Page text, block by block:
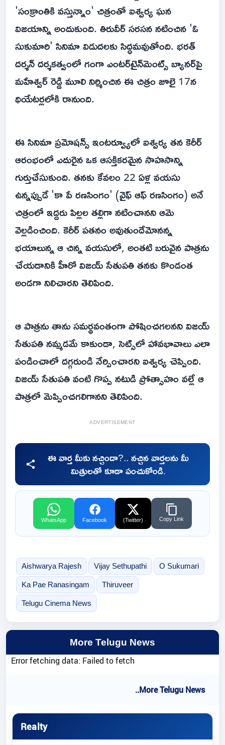
'సంక్రాంతికి వస్తున్నాం' చిత్రంతో ఐశ్వర్య ఘన
విజయాన్ని అందుకుంది. తిరువీర్ సరసన నటించిన 'ఓ
సుకుమారి' సినిమా విడుదలకు సిద్ధమవుతోంది. భరత్
దర్శన్ దర్శకత్వంలో గంగా ఎంటర్‌టైన్‌మెంట్స్ బ్యానర్‌పై
మహేశ్వర్ రెడ్డి మూలి నిర్మించిన ఈ చిత్రం జూలై 17న
థియేటర్లలోకి రానుంది.
ఈ సినిమా ప్రమోషన్స్ ఇంటర్వ్యూలో ఐశ్వర్య తన కెరీర్
ఆరంభంలో ఎదురైన ఒక ఆసక్తికరమైన సాహసాన్ని
గుర్తుచేసుకుంది. తనకు కేవలం 22 ఏళ్ల వయసు
ఉన్నప్పుడే 'కా పే రణసింగం' (వైఫ్ ఆఫ్ రణసింగం) అనే
చిత్రంలో ఇద్దరు పిల్లల తల్లిగా నటించానని ఆమె
వెల్లడించింది. కెరీర్ పతనం అవుతుందేమోనన్న
భయాలున్న ఆ చిన్న వయసులో, అంతటి బరువైన పాత్రను
చేయడానికి హీరో విజయ్ సేతుపతి తనకు కొండంత
అండగా నిలిచారని తెలిపింది.
ఆ పాత్రను తాను సమర్థవంతంగా పోషించగలనని విజయ్
సేతుపతి నమ్మడమే కాకుండా, సెట్స్‌లో హావభావాలు ఎలా
పండించాలో దగ్గరుండి నేర్పించారని ఐశ్వర్య చెప్పింది.
విజయ్ సేతుపతి వంటి గొప్ప నటుడి ప్రోత్సాహం వల్లే ఆ
పాత్రలో మెప్పించగలిగానని తెలిపింది.
ADVERTISEMENT
ఈ వార్త మీకు నచ్చిందా?.. నచ్చిన వార్తలను మీ
మిత్రులతో కూడా పంచుకోండి.
WhatsApp Facebook (Twitter) Copy Link
Aishwarya Rajesh Vijay Sethupathi O Sukumari
Ka Pae Ranasingam Thiruveer
Telugu Cinema News
More Telugu News
Error fetching data: Failed to fetch
..More Telugu News
Realty